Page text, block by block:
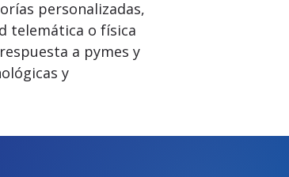
personalizadas,
telemática o física
a pymes y
y